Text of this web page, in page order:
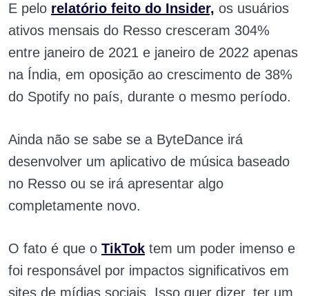
E pelo relatório feito do Insider, os usuários
ativos mensais do Resso cresceram 304%
entre janeiro de 2021 e janeiro de 2022 apenas
na Índia, em oposição ao crescimento de 38%
do Spotify no país, durante o mesmo período.
Ainda não se sabe se a ByteDance irá
desenvolver um aplicativo de música baseado
no Resso ou se irá apresentar algo
completamente novo.
O fato é que o TikTok tem um poder imenso e
foi responsável por impactos significativos em
sites de mídias sociais. Isso quer dizer, ter um